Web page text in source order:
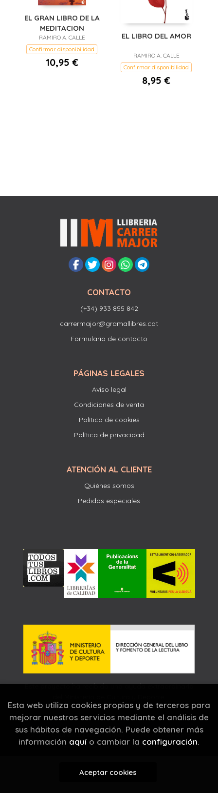
EL GRAN LIBRO DE LA
MEDITACION
RAMIRO A. CALLE
Confirmar disponibilidad
10,95 €
EL LIBRO DEL AMOR
RAMIRO A. CALLE
Confirmar disponibilidad
8,95 €
CONTACTO
(+34) 933 855 842
carrermajor@gramallibres.cat
Formulario de contacto
PÁGINAS LEGALES
Aviso legal
Condiciones de venta
Política de cookies
Política de privacidad
ATENCIÓN AL CLIENTE
Quiénes somos
Pedidos especiales
Este proyecto ha recibido una ayuda extraordinaria
2026 ©Llibreria Carrer Major . Todos los Derechos
Reservados |Grupo Trevenque
Esta web utiliza cookies propias y de terceros para
mejorar nuestros servicios mediante el análisis de
sus hábitos de navegación. Puede obtener más
información aquí o cambiar la configuración.
Aceptar cookies